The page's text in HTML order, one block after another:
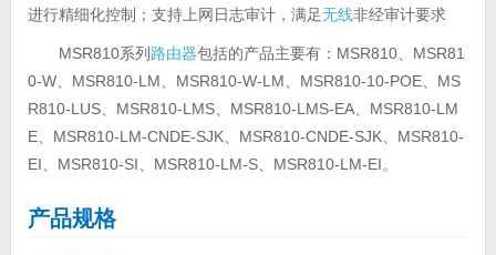
进行精细化控制；支持上网日志审计，满足无线非经审计要求
MSR810系列 路由器包括的产品主要有：MSR810、MSR81
0-W、MSR810-LM、MSR810-W-LM、MSR810-10-POE、MS
R810-LUS、MSR810-LMS、MSR810-LMS-EA、MSR810-LM
E、MSR810-LM-CNDE-SJK、MSR810-CNDE-SJK、MSR810-
EI、MSR810-SI、MSR810-LM-S、MSR810-LM-EI。
产品规格